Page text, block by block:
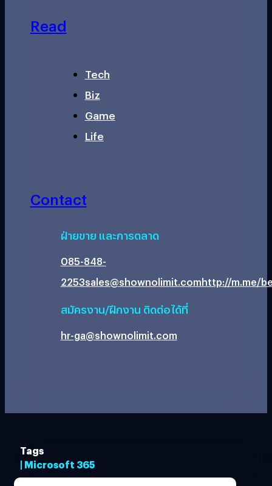
Read
Tech
Biz
Game
Life
Contact
ฝ่ายขาย และการตลาด
085-848-
2253sales@shownolimit.comhttp://m.me/
สมัครงาน/ฝึกงาน ติดต่อได้ที่
hr-ga@shownolimit.com
Tags
| Microsoft 365